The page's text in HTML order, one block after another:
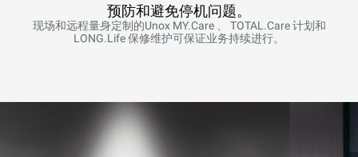
预防和避免停机问题。
现场和远程量身定制的Unox MY.Care 、 TOTAL.Care 计划和
LONG.Life 保修维护可保证业务持续进行。